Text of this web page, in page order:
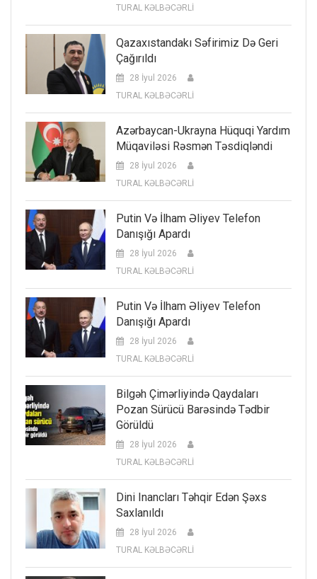
TURAL KƏLBƏCƏRLİ
Qazaxıstandakı Səfirimiz Də Geri
Çağırıldı
28 İyul 2026
TURAL KƏLBƏCƏRLİ
Azərbaycan-Ukrayna Hüquqi Yardım
Müqaviləsi Rəsmən Təsdiqləndi
28 İyul 2026
TURAL KƏLBƏCƏRLİ
Putin Və İlham Əliyev Telefon
Danışığı Apardı
28 İyul 2026
TURAL KƏLBƏCƏRLİ
Putin Və İlham Əliyev Telefon
Danışığı Apardı
28 İyul 2026
TURAL KƏLBƏCƏRLİ
Bilgəh Çimərliyində Qaydaları
Pozan Sürücü Barəsində Tədbir
Görüldü
28 İyul 2026
TURAL KƏLBƏCƏRLİ
Dini Inancları Təhqir Edən Şəxs
Saxlanıldı
28 İyul 2026
TURAL KƏLBƏCƏRLİ